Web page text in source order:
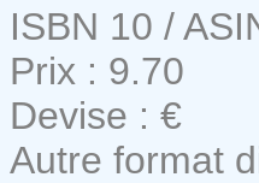
ISBN 10 /
Prix : 9.70
Devise : €
Autre format